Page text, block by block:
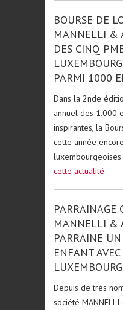
BOURSE DE
MANNELLI &
DES CINQ
PARMI 1000
Dans la 2nde
annuel des 1.000
inspirantes, la
cette année
cette actualité
PARRAINAGE
MANNELLI &
PARRAINE
ENFANT
LUXEMBOURG
Depuis de très
société MANNELLI